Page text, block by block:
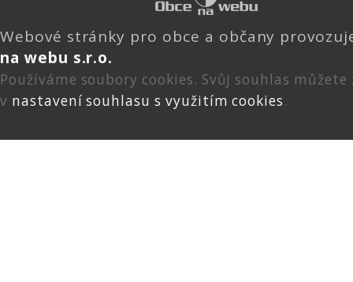
Webové stránky pro obce a občany
na webu s.r.o.
Používáme soubory cookies. Svůj souhlas
v nastavení souhlasu s využitím cookies.